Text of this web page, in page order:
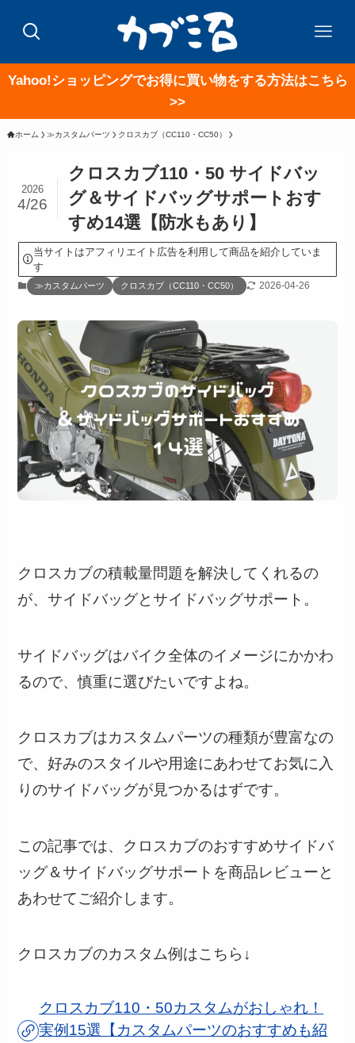
Yahoo!ショッピングでお得に買い物をする方法はこちら
>>
ホーム ≫カスタムパーツ クロスカブ（CC110・CC50）
クロスカブ110・50 サイドバッ
グ＆サイドバッグサポートおす
すめ14選【防水もあり】
2026
4/26
当サイトはアフィリエイト広告を利用して商品を紹介していま
す
≫カスタムパーツ クロスカブ（CC110・CC50） 2026-04-26
クロスカブの積載量問題を解決してくれるの
が、サイドバッグとサイドバッグサポート。
サイドバッグはバイク全体のイメージにかかわ
るので、慎重に選びたいですよね。
クロスカブはカスタムパーツの種類が豊富なの
で、好みのスタイルや用途にあわせてお気に入
りのサイドバッグが見つかるはずです。
この記事では、クロスカブのおすすめサイドバ
ッグ＆サイドバッグサポートを商品レビューと
あわせてご紹介します。
クロスカブのカスタム例はこちら↓
クロスカブ110・50カスタムがおしゃれ！
実例15選【カスタムパーツのおすすめも紹